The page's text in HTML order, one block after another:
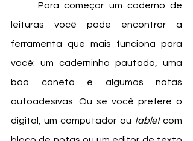
	Para começar um caderno de
leituras você pode encontrar a
ferramenta que mais funciona para
você: um caderninho pautado, uma
boa caneta e algumas notas
autoadesivas. Ou se você prefere o
digital, um computador ou tablet com